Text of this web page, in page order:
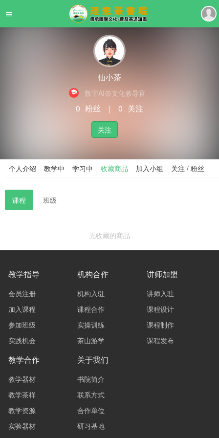
仙小茶
数字AI茶文化教导官
0 粉丝 ｜ 0 关注
关注
个人介绍 教学中 学习中 收藏商品 加入小组 关注 / 粉丝
课程 班级
无收藏的商品
教学指导
会员注册
加入课程
参加班级
实践机会
机构合作
机构入驻
课程合作
实操训练
茶山游学
讲师加盟
讲师入驻
课程设计
课程制作
课程发布
教学合作
教学器材
教学茶样
教学资源
实验器材
关于我们
书院简介
联系方式
合作单位
研习基地